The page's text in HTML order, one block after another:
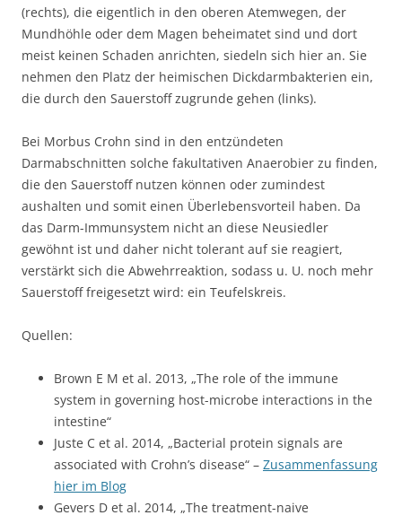
(rechts), die eigentlich in den oberen Atemwegen, der
Mundhöhle oder dem Magen beheimatet sind und dort
meist keinen Schaden anrichten, siedeln sich hier an. Sie
nehmen den Platz der heimischen Dickdarmbakterien ein,
die durch den Sauerstoff zugrunde gehen (links).
Bei Morbus Crohn sind in den entzündeten
Darmabschnitten solche fakultativen Anaerobier zu finden,
die den Sauerstoff nutzen können oder zumindest
aushalten und somit einen Überlebensvorteil haben. Da
das Darm-Immunsystem nicht an diese Neusiedler
gewöhnt ist und daher nicht tolerant auf sie reagiert,
verstärkt sich die Abwehrreaktion, sodass u. U. noch mehr
Sauerstoff freigesetzt wird: ein Teufelskreis.
Quellen:
Brown E M et al. 2013, „The role of the immune
system in governing host-microbe interactions in the
intestine“
Juste C et al. 2014, „Bacterial protein signals are
associated with Crohn’s disease“ – Zusammenfassung
hier im Blog
Gevers D et al. 2014, „The treatment-naive